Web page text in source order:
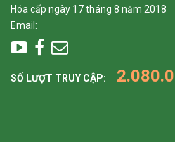
Hóa cấp ngày 17 tháng 8 năm 2018
Email:
SỐ LƯỢT TRUY CẬP: